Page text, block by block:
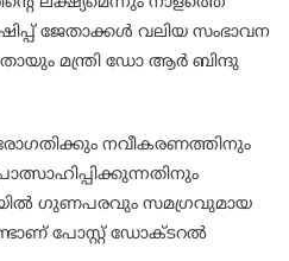
ജേതാക്കൾ വലിയ സംഭാവന
മന്ത്രി ഡോ ആർ ബിന്ദു
നവീകരണത്തിനും
ഗുണപരവും സമഗ്രവുമായ
പോസ്റ്റ് ഡോക്ടറൽ